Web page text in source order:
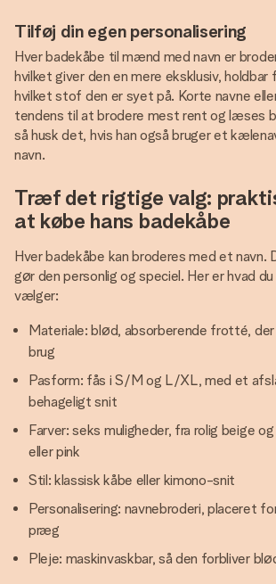
Tilføj din egen personalisering
Hver badekåbe til mænd med navn er
hvilket giver den en mere eksklusiv, holdbar
hvilket stof den er syet på. Korte navne
tendens til at brodere mest rent og læses
så husk det, hvis han også bruger et
navn.
Træf det rigtige valg:
at købe hans badekåbe
Hver badekåbe kan broderes med et navn.
gør den personlig og speciel. Her er hvad
vælger:
Materiale: blød, absorberende frotté, der
brug
Pasform: fås i S/M og L/XL, med et
behageligt snit
Farver: seks muligheder, fra rolig beige
eller pink
Stil: klassisk kåbe eller kimono-snit
Personalisering: navnebroderi, placeret
præg
Pleje: maskinvaskbar, så den forbliver